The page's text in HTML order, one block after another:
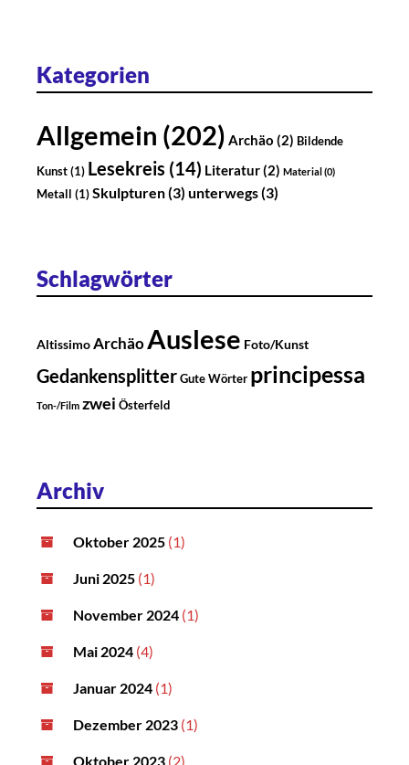
Kategorien
Allgemein (202) Archäo (2) Bildende
Kunst(1) Lesekreis (14) Literatur(2) Material (0)
Metall (1)Skulpturen(3) unterwegs(3)
Schlagwörter
AltissimoArchäoAuslese Foto/Kunst
GedankensplitterGute Wörter principessa
Ton-/Film zwei Österfeld
Archiv
Oktober 2025 (1)
Juni 2025 (1)
November 2024 (1)
Mai 2024 (4)
Januar 2024 (1)
Dezember 2023 (1)
Oktober 2023 (2)